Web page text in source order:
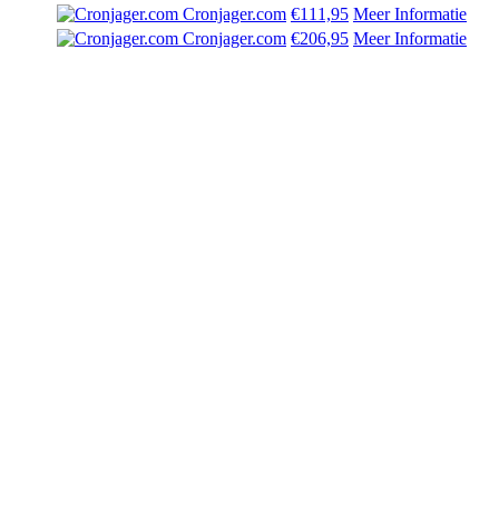
Cronjager.com €111,95 Meer Informatie
Cronjager.com €206,95 Meer Informatie